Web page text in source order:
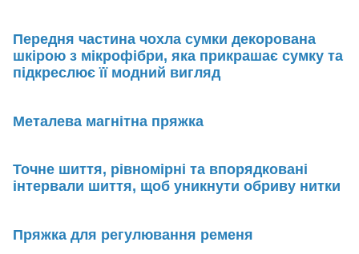
Передня частина чохла сумки декорована
шкірою з мікрофібри, яка прикрашає сумку та
підкреслює її модний вигляд
Металева магнітна пряжка
Точне шиття, рівномірні та впорядковані
інтервали шиття, щоб уникнути обриву нитки
Пряжка для регулювання ременя